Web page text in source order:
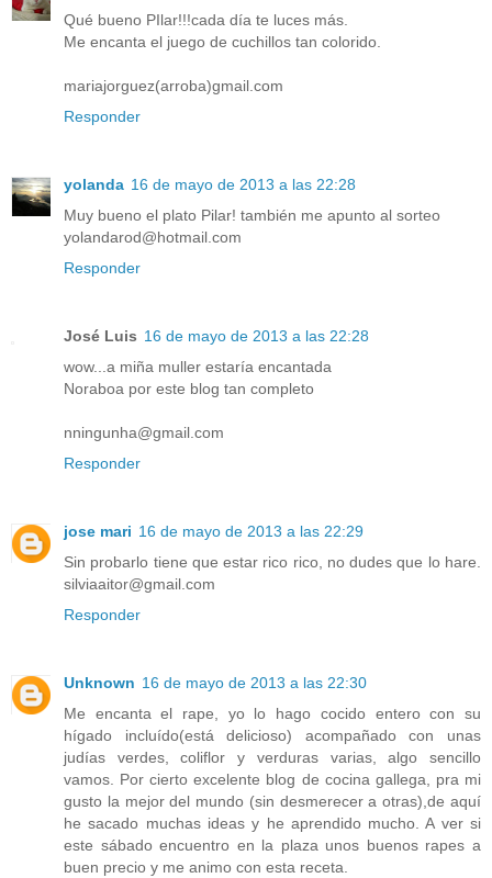
Qué bueno PIlar!!!cada día te luces más.
Me encanta el juego de cuchillos tan colorido.
mariajorguez(arroba)gmail.com
Responder
yolanda 16 de mayo de 2013 a las 22:28
Muy bueno el plato Pilar! también me apunto al sorteo
yolandarod@hotmail.com
Responder
José Luis 16 de mayo de 2013 a las 22:28
wow...a miña muller estaría encantada
Noraboa por este blog tan completo
nningunha@gmail.com
Responder
jose mari 16 de mayo de 2013 a las 22:29
Sin probarlo tiene que estar rico rico, no dudes que lo hare.
silviaaitor@gmail.com
Responder
Unknown 16 de mayo de 2013 a las 22:30
Me encanta el rape, yo lo hago cocido entero con su
hígado incluído(está delicioso) acompañado con unas
judías verdes, coliflor y verduras varias, algo sencillo
vamos. Por cierto excelente blog de cocina gallega, pra mi
gusto la mejor del mundo (sin desmerecer a otras),de aquí
he sacado muchas ideas y he aprendido mucho. A ver si
este sábado encuentro en la plaza unos buenos rapes a
buen precio y me animo con esta receta.